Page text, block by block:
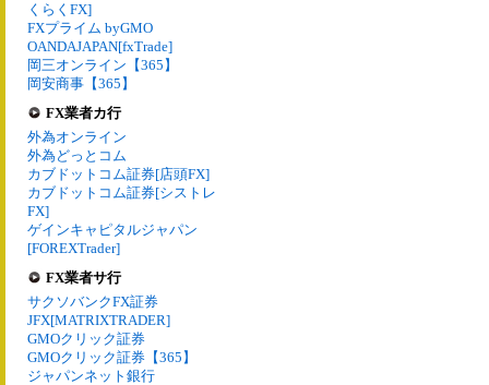
くらくFX]
FXプライム byGMO
OANDAJAPAN[fxTrade]
岡三オンライン【365】
岡安商事【365】
FX業者カ行
外為オンライン
外為どっとコム
カブドットコム証券[店頭FX]
カブドットコム証券[シストレ
FX]
ゲインキャピタルジャパン
[FOREXTrader]
FX業者サ行
サクソバンクFX証券
JFX[MATRIXTRADER]
GMOクリック証券
GMOクリック証券【365】
ジャパンネット銀行